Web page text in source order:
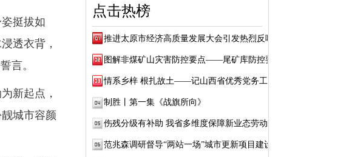
挺拔如
透衣背，
言。
新起点，
城市容颜
点击热榜
推进太原市经济高质量发展大会引发热烈反响
图解非煤矿山灾害防控要点——尾矿库防控要点
情系乡梓 根扎故土——记山西省优秀党务工作...
制胜丨第一集《战旗所向》
伤残分级有补助 我省多维度保障新业态劳动者...
范兆森调研督导“两站一场”城市更新项目建设